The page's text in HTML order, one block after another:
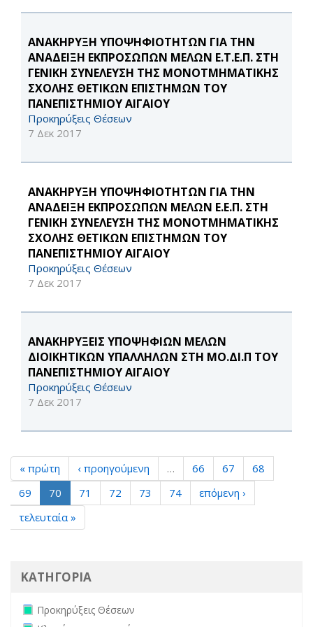
ΑΝΑΚΗΡΥΞΗ ΥΠΟΨΗΦΙΟΤΗΤΩΝ ΓΙΑ ΤΗΝ
ΑΝΑΔΕΙΞΗ ΕΚΠΡΟΣΩΠΩΝ ΜΕΛΩΝ Ε.Τ.Ε.Π. ΣΤΗ
ΓΕΝΙΚΗ ΣΥΝΕΛΕΥΣΗ ΤΗΣ ΜΟΝΟΤΜΗΜΑΤΙΚΗΣ
ΣΧΟΛΗΣ ΘΕΤΙΚΩΝ ΕΠΙΣΤΗΜΩΝ ΤΟΥ
ΠΑΝΕΠΙΣΤΗΜΙΟΥ ΑΙΓΑΙΟΥ
Προκηρύξεις Θέσεων
7 Δεκ 2017
ΑΝΑΚΗΡΥΞΗ ΥΠΟΨΗΦΙΟΤΗΤΩΝ ΓΙΑ ΤΗΝ
ΑΝΑΔΕΙΞΗ ΕΚΠΡΟΣΩΠΩΝ ΜΕΛΩΝ Ε.Ε.Π. ΣΤΗ
ΓΕΝΙΚΗ ΣΥΝΕΛΕΥΣΗ ΤΗΣ ΜΟΝΟΤΜΗΜΑΤΙΚΗΣ
ΣΧΟΛΗΣ ΘΕΤΙΚΩΝ ΕΠΙΣΤΗΜΩΝ ΤΟΥ
ΠΑΝΕΠΙΣΤΗΜΙΟΥ ΑΙΓΑΙΟΥ
Προκηρύξεις Θέσεων
7 Δεκ 2017
ΑΝΑΚΗΡΥΞΕΙΣ ΥΠΟΨΗΦΙΩΝ ΜΕΛΩΝ
ΔΙΟΙΚΗΤΙΚΩΝ ΥΠΑΛΛΗΛΩΝ ΣΤΗ ΜΟ.ΔΙ.Π ΤΟΥ
ΠΑΝΕΠΙΣΤΗΜΙΟΥ ΑΙΓΑΙΟΥ
Προκηρύξεις Θέσεων
7 Δεκ 2017
« πρώτη ‹ προηγούμενη … 66 67
68
69
70 71 72 73 74
επόμενη ›
τελευταία »
ΚΑΤΗΓΟΡΙΑ
Remove Προκηρύξεις Θέσεων filter
Προκηρύξεις Θέσεων